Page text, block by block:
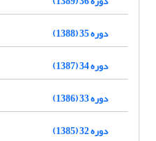
دوره 35 (1388)
دوره 34 (1387)
دوره 33 (1386)
دوره 32 (1385)